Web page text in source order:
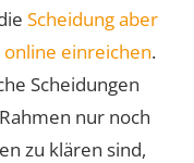
Scheidung aber
online einreichen.
Scheidungen
nur noch
zu klären sind,